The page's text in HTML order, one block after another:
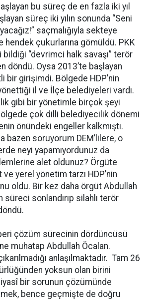
bu süreç de en fazla iki yıl
süreç iki yılın sonunda “Seni
saçmalığıyla sekteye
hendek çukurlarına gömüldü. PKK
bildiği “devrimci halk savaşı” terör
döndü. Oysa 2013’te başlayan
bir girişimdi. Bölgede HDP’nin
il ve İlçe belediyeleri vardı.
gibi bir yönetimle birçok şeyi
çok dilli belediyecilik dönemi
önündeki engeller kalkmıştı.
bazen soruyorum DEM’lilere, o
neyi yapamıyordunuz da
alet oldunuz? Örgüte
yerel yönetim tarzı HDP’nin
oldu. Bir kez daha örgüt Abdullah
süreci sonlandırıp silahlı terör
çözüm sürecinin dördüncüsü
muhatap Abdullah Öcalan.
anlaşılmaktadır. Tam 26
yoksun olan birini
bir sorunun çözümünde
bence geçmişte de doğru